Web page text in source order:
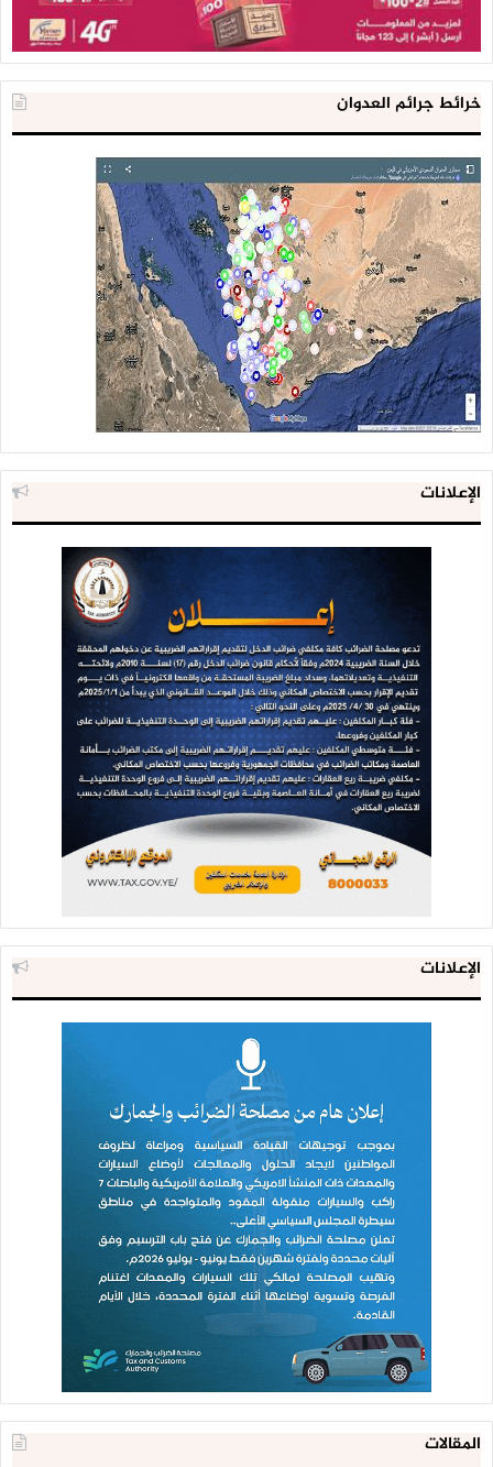
خرائط جرائم العدوان
الإعلانات
الإعلانات
المقالات